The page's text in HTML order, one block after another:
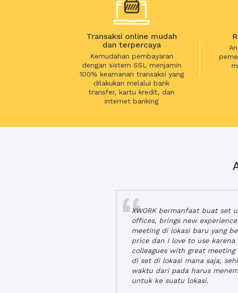
Transaksi online mudah
dan terpercaya
Kemudahan pembayaran
dengan sistem SSL menjamin
100% keamanan transaksi yang
dilakukan melalui bank
transfer, kartu kredit, dan
internet banking
XWORK bermanfaat buat set
offices, brings new
meeting di lokasi baru yang
price dan I love to use
colleagues with great meeting
di set di lokasi mana saja,
waktu dari pada harus
untuk ke suatu lokasi.